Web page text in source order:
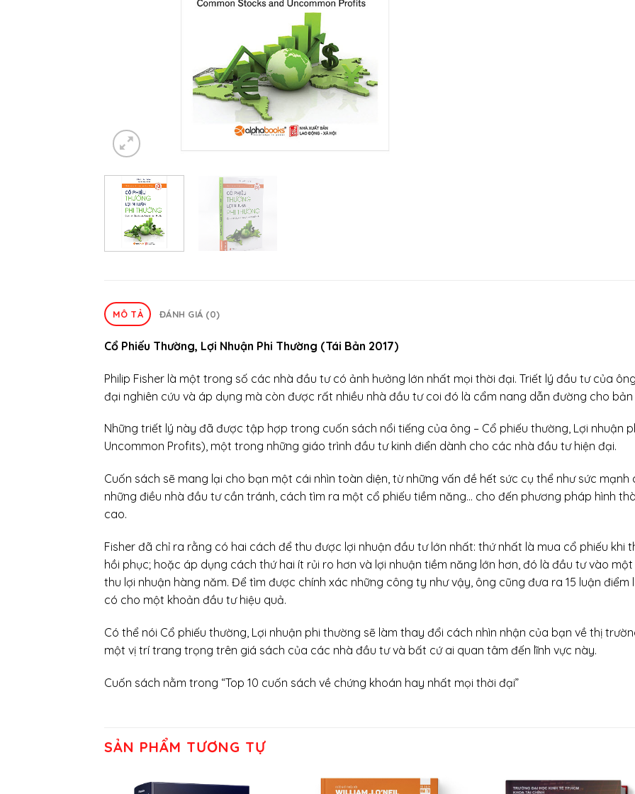
MÔ TẢ ĐÁNH GIÁ (0)
Cổ Phiếu Thường, Lợi Nhuận Phi Thường (Tái Bản 2017)
Philip Fisher là một trong số các nhà đầu tư có ảnh hưởng lớn nhất mọi thời đại. Triết lý đầu tư của
đại nghiên cứu và áp dụng mà còn được rất nhiều nhà đầu tư coi đó là cẩm nang dẫn đường cho
Những triết lý này đã được tập hợp trong cuốn sách nổi tiếng của ông – Cổ phiếu thường, Lợi nhuận
Uncommon Profits), một trong những giáo trình đầu tư kinh điển dành cho các nhà đầu tư hiện đại.
Cuốn sách sẽ mang lại cho bạn một cái nhìn toàn diện, từ những vấn đề hết sức cụ thể như sức mạnh
những điều nhà đầu tư cần tránh, cách tìm ra một cổ phiếu tiềm năng… cho đến phương pháp hình
cao.
Fisher đã chỉ ra rằng có hai cách để thu được lợi nhuận đầu tư lớn nhất: thứ nhất là mua cổ phiếu khi
hồi phục; hoặc áp dụng cách thứ hai ít rủi ro hơn và lợi nhuận tiềm năng lớn hơn, đó là đầu tư vào
thu lợi nhuận hàng năm. Để tìm được chính xác những công ty như vậy, ông cũng đưa ra 15 luận
có cho một khoản đầu tư hiệu quả.
Có thể nói Cổ phiếu thường, Lợi nhuận phi thường sẽ làm thay đổi cách nhìn nhận của bạn về thị
một vị trí trang trọng trên giá sách của các nhà đầu tư và bất cứ ai quan tâm đến lĩnh vực này.
Cuốn sách nằm trong “Top 10 cuốn sách về chứng khoán hay nhất mọi thời đại”
SẢN PHẨM TƯƠNG TỰ